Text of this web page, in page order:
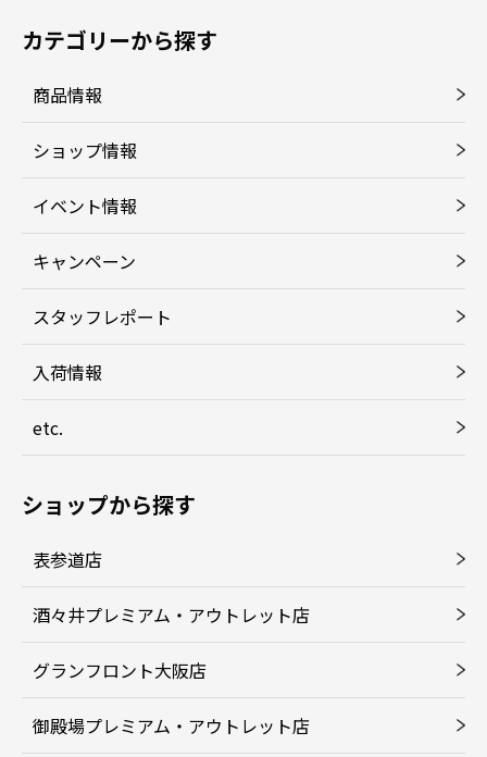
カテゴリーから探す
商品情報
ショップ情報
イベント情報
キャンペーン
スタッフレポート
入荷情報
etc.
ショップから探す
表参道店
酒々井プレミアム・アウトレット店
グランフロント大阪店
御殿場プレミアム・アウトレット店